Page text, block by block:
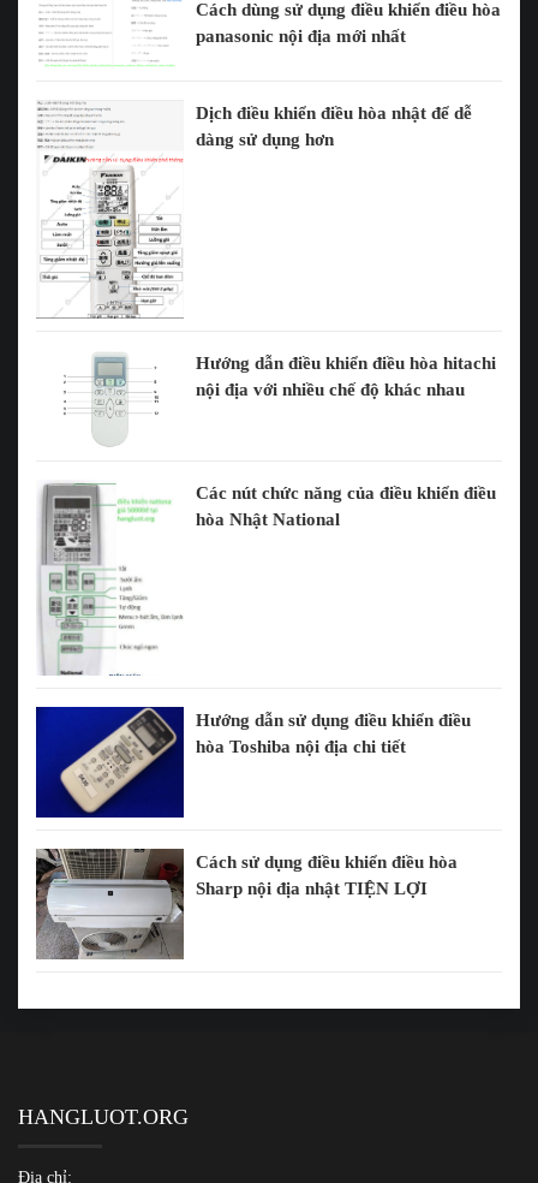
Cách dùng sử dụng điều khiển điều hòa
panasonic nội địa mới nhất
Dịch điều khiển điều hòa nhật để dễ
dàng sử dụng hơn
Hướng dẫn điều khiển điều hòa hitachi
nội địa với nhiều chế độ khác nhau
Các nút chức năng của điều khiển điều
hòa Nhật National
Hướng dẫn sử dụng điều khiển điều
hòa Toshiba nội địa chi tiết
Cách sử dụng điều khiển điều hòa
Sharp nội địa nhật TIỆN LỢI
HANGLUOT.ORG
Địa chỉ: